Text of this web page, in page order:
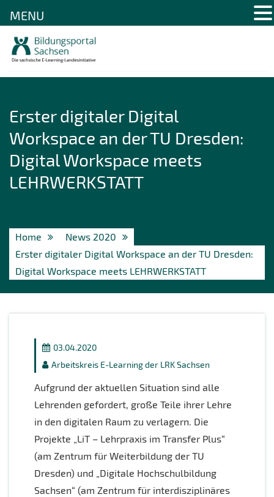
Erster digitaler Digital
Workspace an der TU Dresden:
Digital Workspace meets
LEHRWERKSTATT
Home
News 2020
Erster digitaler Digital Workspace an der TU Dresden:
Digital Workspace meets LEHRWERKSTATT
03.04.2020
Arbeitskreis E-Learning der LRK Sachsen
Aufgrund der aktuellen Situation sind alle
Lehrenden gefordert, große Teile ihrer Lehre
in den digitalen Raum zu verlagern. Die
Projekte „LiT – Lehrpraxis im Transfer Plus“
(am Zentrum für Weiterbildung der TU
Dresden) und „Digitale Hochschulbildung
Sachsen“ (am Zentrum für interdisziplinäres
MENU